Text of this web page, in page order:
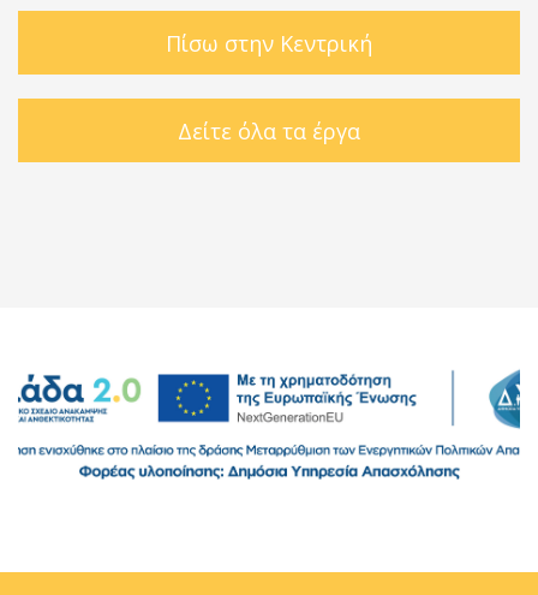
Πίσω στην Κεντρική
Δείτε όλα τα έργα